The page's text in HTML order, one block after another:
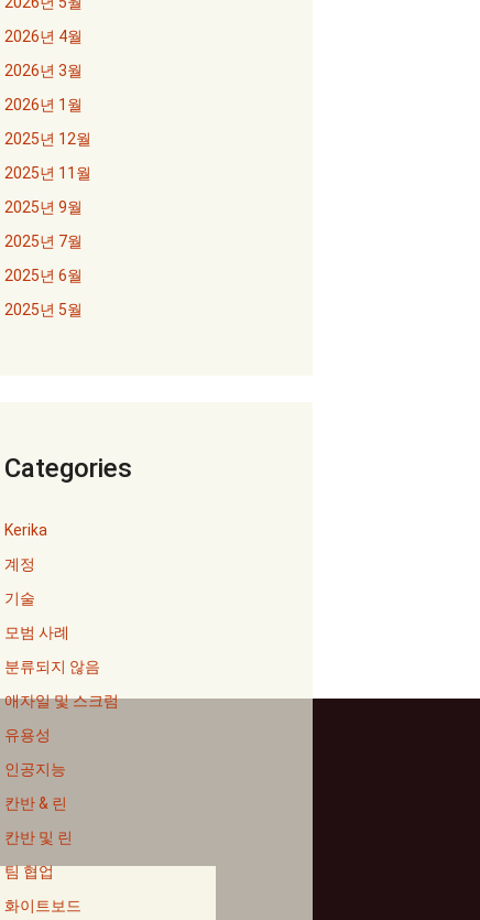
2026년 4월
2026년 3월
2026년 1월
2025년 12월
2025년 11월
2025년 9월
2025년 7월
2025년 6월
2025년 5월
Categories
Kerika
계정
기술
모범 사례
분류되지 않음
애자일 및 스크럼
유용성
인공지능
칸반 & 린
칸반 및 린
팀 협업
화이트보드